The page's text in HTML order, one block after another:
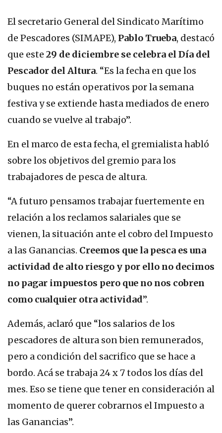
El secretario General del Sindicato Marítimo
de Pescadores (SIMAPE), Pablo Trueba, destacó
que este 29 de diciembre se celebra el Día del
Pescador del Altura. “Es la fecha en que los
buques no están operativos por la semana
festiva y se extiende hasta mediados de enero
cuando se vuelve al trabajo”.
En el marco de esta fecha, el gremialista habló
sobre los objetivos del gremio para los
trabajadores de pesca de altura.
“A futuro pensamos trabajar fuertemente en
relación a los reclamos salariales que se
vienen, la situación ante el cobro del Impuesto
a las Ganancias. Creemos que la pesca es una
actividad de alto riesgo y por ello no decimos
no pagar impuestos pero que no nos cobren
como cualquier otra actividad”.
Además, aclaró que “los salarios de los
pescadores de altura son bien remunerados,
pero a condición del sacrifico que se hace a
bordo. Acá se trabaja 24 x 7 todos los días del
mes. Eso se tiene que tener en consideración al
momento de querer cobrarnos el Impuesto a
las Ganancias”.